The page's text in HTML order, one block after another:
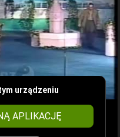
urządzeniu
APLIKACJĘ